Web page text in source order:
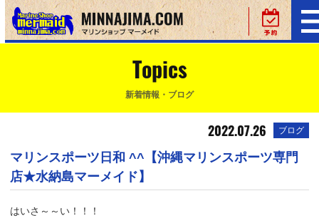
Topics
新着情報・ブログ
2022.07.26 ブログ
マリンスポーツ日和 ^^【沖縄マリンスポーツ専門
店★水納島マーメイド】
はいさ～～い！！！